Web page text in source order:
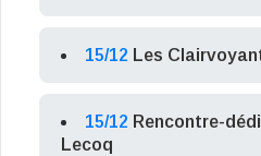
15/12 Les
15/12 Rencontre-
Lecoq